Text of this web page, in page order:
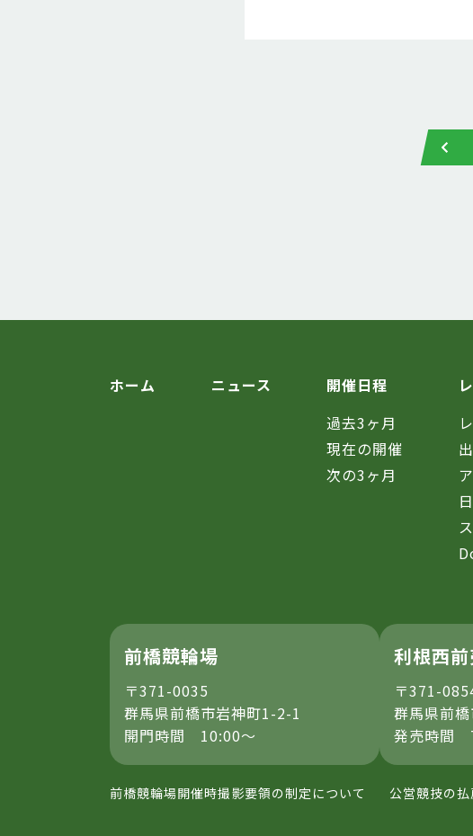
ホーム ニュース
開催日程
過去3ヶ月
現在の開催
次の3ヶ月
前橋競輪場
〒371-0035
群馬県前橋市岩神町1-2-1
開門時間 10:00～
利根西
〒371-
群馬県前
発売時間
前橋競輪場開催時撮影要領の制定について 公営競技の